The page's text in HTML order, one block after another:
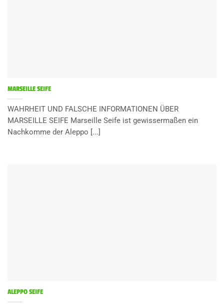
MARSEILLE SEIFE
WAHRHEIT UND FALSCHE INFORMATIONEN ÜBER
MARSEILLE SEIFE Marseille Seife ist gewissermaßen ein
Nachkomme der Aleppo [...]
ALEPPO SEIFE